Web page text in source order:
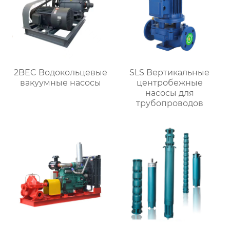
2BEC Водокольцевые
вакуумные насосы
SLS Вертикальные
центробежные
насосы для
трубопроводов